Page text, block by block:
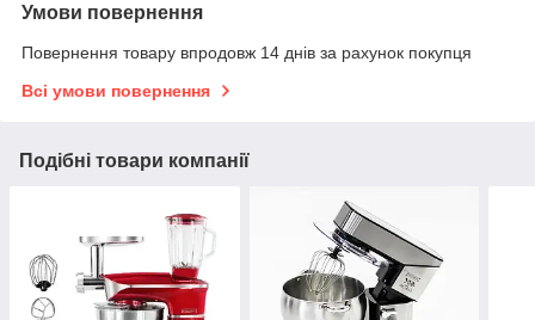
Умови повернення
Повернення товару впродовж 14 днів за рахунок покупця
Всі умови повернення
Подібні товари компанії